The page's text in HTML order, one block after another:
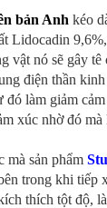
bản Anh kéo
Lidocadin
vật nó sẽ gây tê
điện thần
đó làm giảm
xúc nhờ đó
mà sản phẩm
trong khi tiếp
thích tột độ,